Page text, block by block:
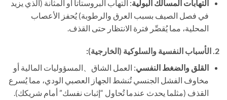
التهابات المسالك البولية: التهاب البروستاتا أو المثانة (الذي يزيد
في فصل الصيف بسبب العرق والرطوبة) يُحفز الأعصاب
المحلية، مما يُقصِّر فترة الانتظار حتى القذف.
2. الأسباب النفسية والسلوكية (الخارجية):
القلق والضغط النفسي: العمل الشاق、المسؤوليات المالية أو
مخاوف الفشل الجنسي تُنشط الجهاز العصبي الودي، مما يُسرع
القذف (مثلما يحدث عندما تُحاول “إثبات نفسك” أمام شريكك).